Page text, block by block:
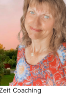
Coaching